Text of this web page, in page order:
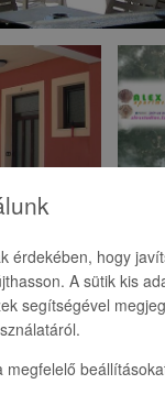
re a homokos
étterem, üzlet és
érdekében, hogy
A sütik kis
segítségével
megfelelő